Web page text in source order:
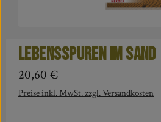
Lebensspuren im Sand
Regulärer Preis:
20,60 €
Preise inkl. MwSt. zzgl. Versandkosten